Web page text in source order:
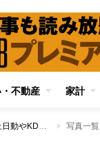
不動産 家計
【新紙幣の偉人】一万円札の肖像となった渋沢栄一 東京海上日動やKDDIなど500強の会社の設立にかかわった“日本資本主義の父”のゆかりの地 写真一覧